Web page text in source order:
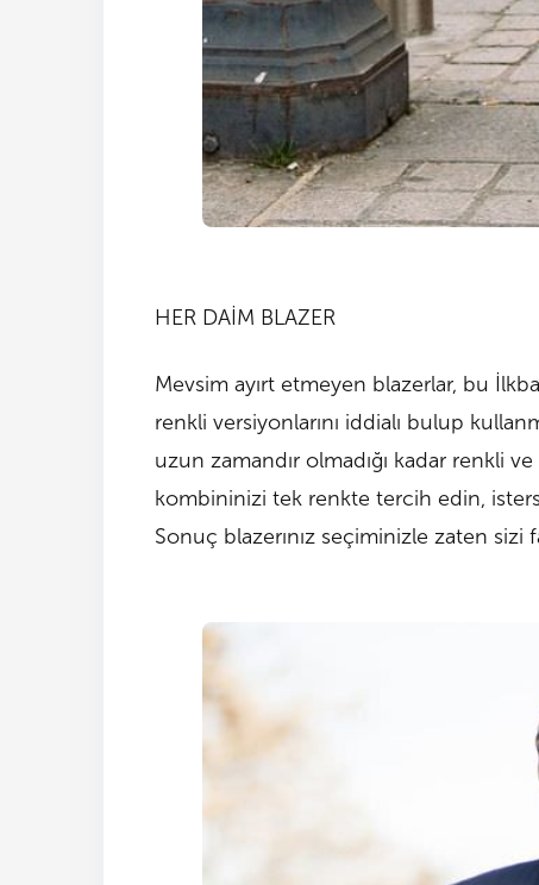
HER DAİM BLAZER
Mevsim ayırt etmeyen blazerlar, bu
renkli versiyonlarını iddialı bulup
uzun zamandır olmadığı kadar renkli
kombininizi tek renkte tercih edin,
Sonuç blazerınız seçiminizle zaten sizi